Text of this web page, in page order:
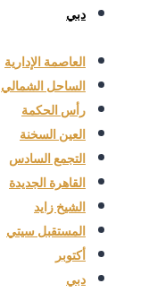
دبي
العاصمة الإدارية
الساحل الشمالي
رأس الحكمة
العين السخنة
التجمع السادس
القاهرة الجديدة
الشيخ زايد
المستقبل سيتي
أكتوبر
دبي